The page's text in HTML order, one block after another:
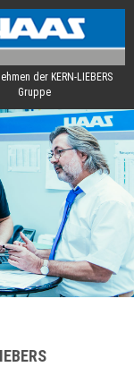
der KERN-LIEBERS
Gruppe